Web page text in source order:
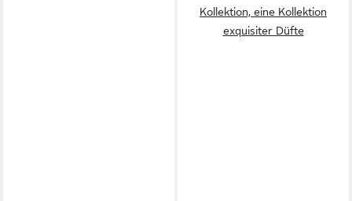
Kollektion, eine Kollektion
exquisiter Düfte